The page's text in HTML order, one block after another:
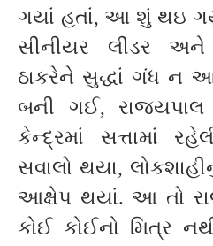
ગયાં હતાં, આ શું થઇ
સીનીયર લીડર અને
ઠાકરેને સુદ્ધાં ગંધ ન
બની ગઈ, રાજ્યપાલ
કેન્દ્રમાં સત્તામાં
સવાલો થયા,
આક્ષેપ થયાં. આ તો
કોઈ કોઈનો મિત્ર